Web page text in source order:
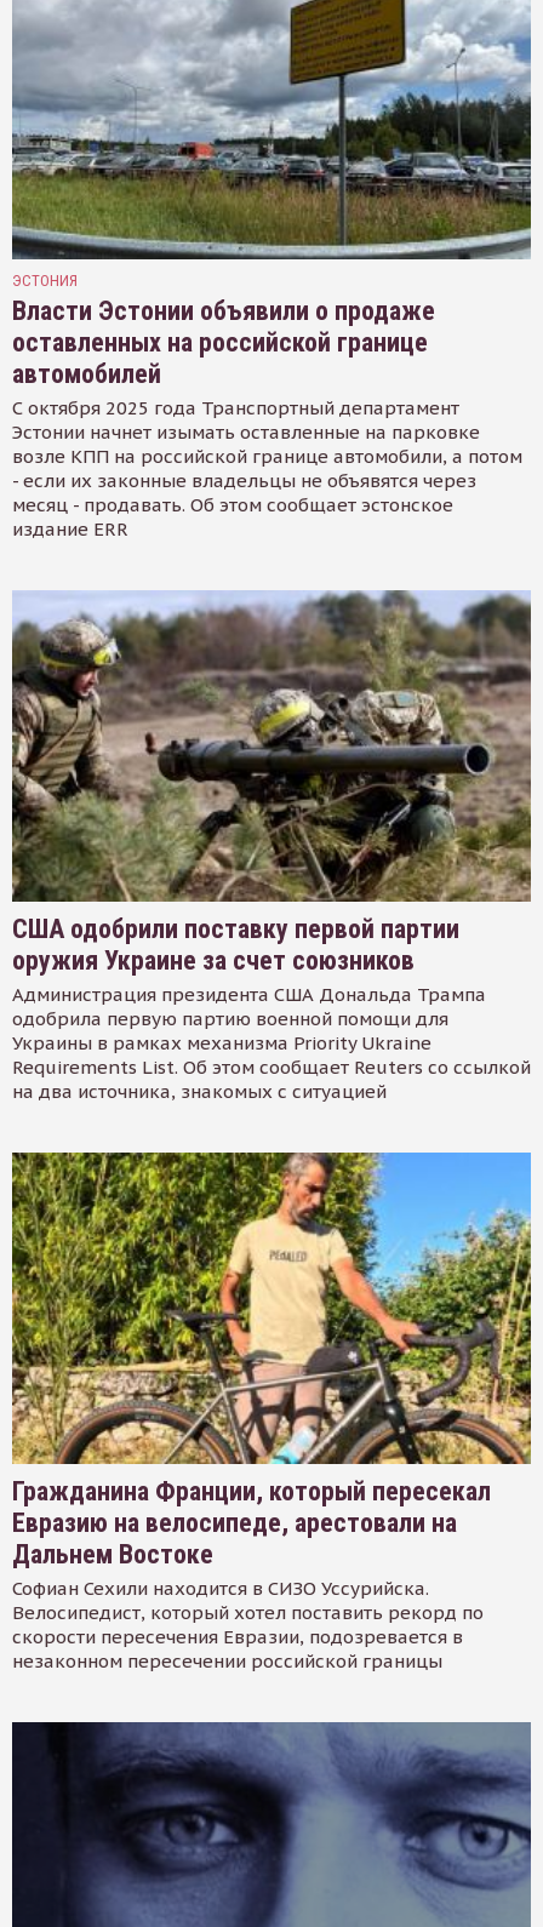
ЭСТОНИЯ
Власти Эстонии объявили о продаже
оставленных на российской границе
автомобилей
С октября 2025 года Транспортный департамент
Эстонии начнет изымать оставленные на парковке
возле КПП на российской границе автомобили, а потом
- если их законные владельцы не объявятся через
месяц - продавать. Об этом сообщает эстонское
издание ERR
США одобрили поставку первой партии
оружия Украине за счет союзников
Администрация президента США Дональда Трампа
одобрила первую партию военной помощи для
Украины в рамках механизма Priority Ukraine
Requirements List. Об этом сообщает Reuters со ссылкой
на два источника, знакомых с ситуацией
Гражданина Франции, который пересекал
Евразию на велосипеде, арестовали на
Дальнем Востоке
Софиан Сехили находится в СИЗО Уссурийска.
Велосипедист, который хотел поставить рекорд по
скорости пересечения Евразии, подозревается в
незаконном пересечении российской границы